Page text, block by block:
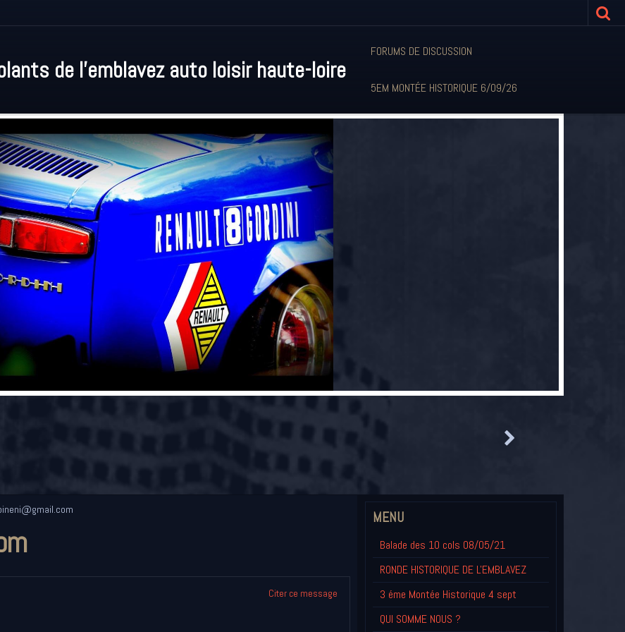
de l'emblavez auto loisir haute-loire
FORUMS DE DISCUSSION
5EM MONTÉE HISTORIQUE 6/09/26
Citer ce message
MENU
Balade des 10 cols 08/05/21
RONDE HISTORIQUE DE L'EMBLAVEZ
3 éme Montée Historique 4 sept
QUI SOMME NOUS ?